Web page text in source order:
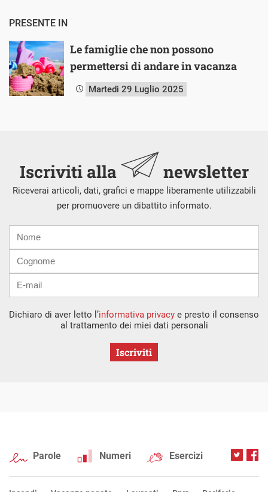
PRESENTE IN
Le famiglie che non possono
permettersi di andare in vacanza
Martedì 29 Luglio 2025
Iscriviti alla newsletter
Riceverai articoli, dati, grafici e mappe liberamente utilizzabili
per promuovere un dibattito informato.
mail
Dichiaro di aver letto l’informativa privacy e presto il consenso
al trattamento dei miei dati personali
Iscriviti
Parole Numeri Esercizi